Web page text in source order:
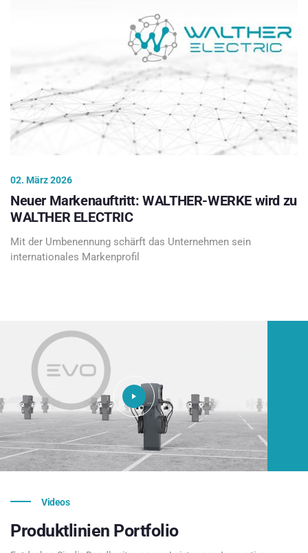
02. März 2026
Neuer Markenauftritt: WALTHER-WERKE wird zu
WALTHER ELECTRIC
Mit der Umbenennung schärft das Unternehmen sein
internationales Markenprofil
Videos
Produktlinien Portfolio